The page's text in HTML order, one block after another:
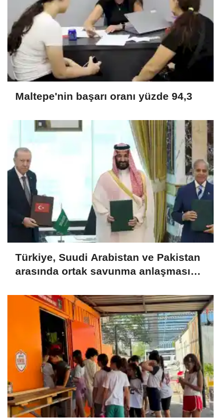
Maltepe'nin başarı oranı yüzde 94,3
Türkiye, Suudi Arabistan ve Pakistan
arasında ortak savunma anlaşması